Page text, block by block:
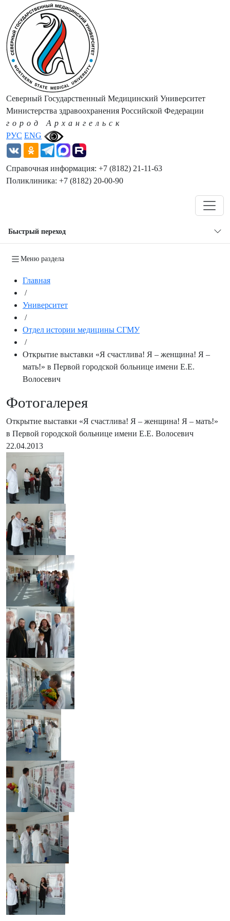
РУС ENG
Северный Государственный Медицинский Университет
Министерства здравоохранения Российской Федерации
город Архангельск
Справочная информация: +7 (8182) 21-11-63
Поликлиника: +7 (8182) 20-00-90
Быстрый переход
Меню раздела
Главная
/
Университет
/
Отдел истории медицины СГМУ
/
Открытие выставки «Я счастлива! Я – женщина! Я –
мать!» в Первой городской больнице имени Е.Е.
Волосевич
Фотогалерея
Открытие выставки «Я счастлива! Я – женщина! Я – мать!»
в Первой городской больнице имени Е.Е. Волосевич
22.04.2013